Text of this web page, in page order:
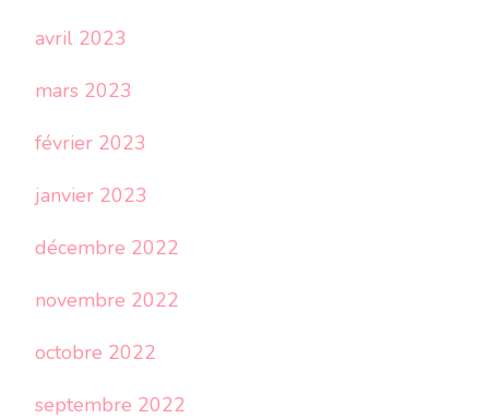
avril 2023
mars 2023
février 2023
janvier 2023
décembre 2022
novembre 2022
octobre 2022
septembre 2022